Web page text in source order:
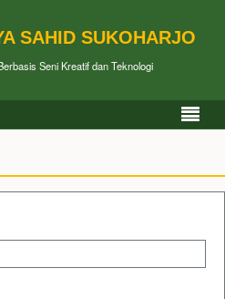
SAHID SUKOHARJO
Seni Kreatif dan Teknologi